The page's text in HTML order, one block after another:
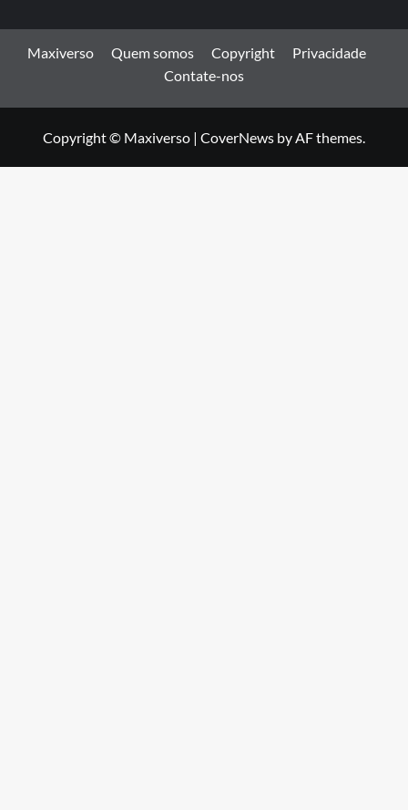
Maxiverso Quem somos Copyright
Privacidade
Contate-nos
Copyright © Maxiverso | CoverNews by AF themes.